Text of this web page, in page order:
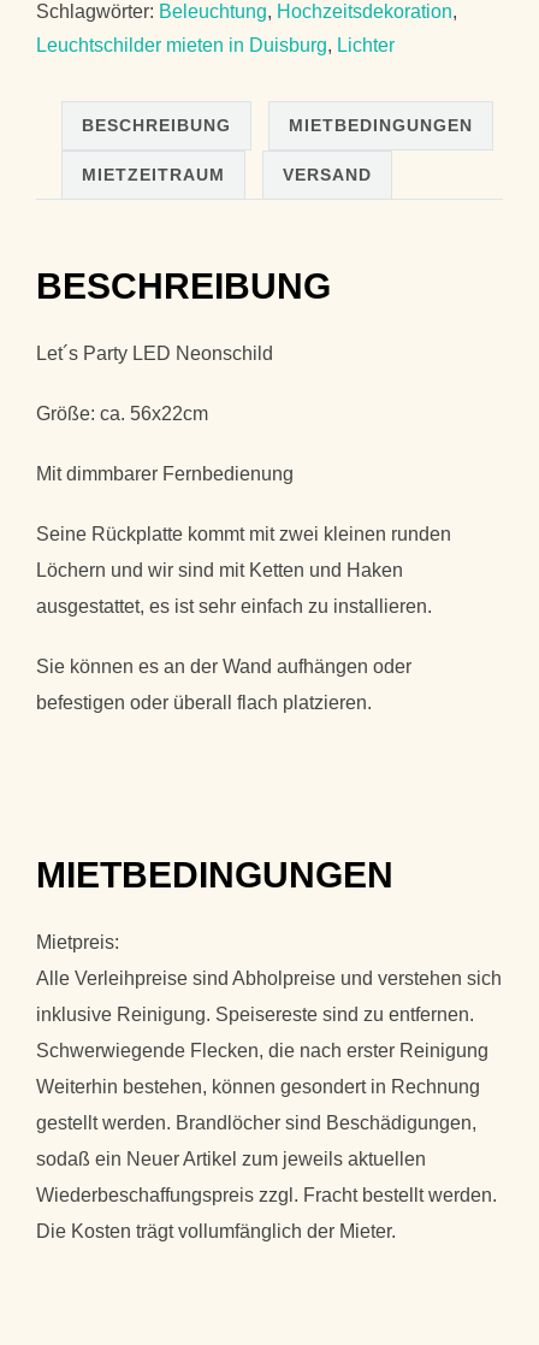
Schlagwörter: Beleuchtung, Hochzeitsdekoration,
Leuchtschilder mieten in Duisburg, Lichter
BESCHREIBUNG MIETBEDINGUNGEN
MIETZEITRAUM VERSAND
BESCHREIBUNG
Let´s Party LED Neonschild
Größe: ca. 56x22cm
Mit dimmbarer Fernbedienung
Seine Rückplatte kommt mit zwei kleinen runden
Löchern und wir sind mit Ketten und Haken
ausgestattet, es ist sehr einfach zu installieren.
Sie können es an der Wand aufhängen oder
befestigen oder überall flach platzieren.
MIETBEDINGUNGEN
Mietpreis:
Alle Verleihpreise sind Abholpreise und verstehen sich
inklusive Reinigung. Speisereste sind zu entfernen.
Schwerwiegende Flecken, die nach erster Reinigung
Weiterhin bestehen, können gesondert in Rechnung
gestellt werden. Brandlöcher sind Beschädigungen,
sodaß ein Neuer Artikel zum jeweils aktuellen
Wiederbeschaffungspreis zzgl. Fracht bestellt werden.
Die Kosten trägt vollumfänglich der Mieter.